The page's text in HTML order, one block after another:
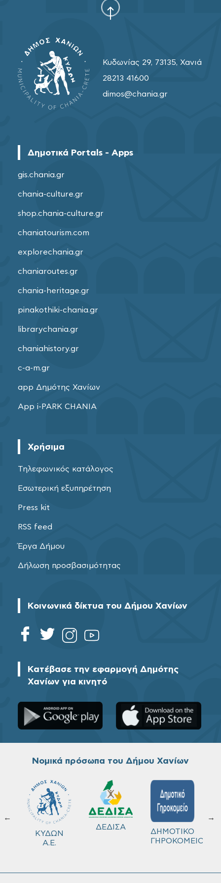
Κυδωνίας 29, 73135, Χανιά
28213 41600
dimos@chania.gr
Δημοτικά Portals - Apps
gis.chania.gr
chania-culture.gr
shop.chania-culture.gr
chaniatourism.com
explorechania.gr
chaniaroutes.gr
chania-heritage.gr
pinakothiki-chania.gr
librarychania.gr
chaniahistory.gr
c-a-m.gr
app Δημότης Χανίων
App i-PARK CHANIA
Χρήσιμα
Τηλεφωνικός κατάλογος
Εσωτερική εξυπηρέτηση
Press kit
RSS feed
Έργα Δήμου
Δήλωση προσβασιμότητας
Κοινωνικά δίκτυα του Δήμου Χανίων
Κατέβασε την εφαρμογή Δημότης
Χανίων για κινητό
Νομικά πρόσωπα του Δήμου Χανίων
←
ΚΥΔΩΝ
Α.Ε.
ΔΕΔΙΣΑ
ΔΗΜΟΤΙΚΟ
ΓΗΡΟΚΟΜΕΙΟ
→